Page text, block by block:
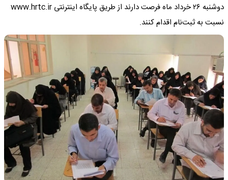
دوشنبه ۲۶ خرداد ماه فرصت دارند از طریق پایگاه اینترنتی www.hrtc.ir
نسبت به ثبت‌نام اقدام کنند.